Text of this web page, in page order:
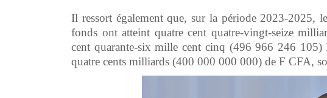
‎Il ressort également que, sur la période 2023-2025,
fonds ont atteint quatre cent quatre-vingt-seize
cent quarante-six mille cent cinq (496 966 246
quatre cents milliards (400 000 000 000) de F CFA,